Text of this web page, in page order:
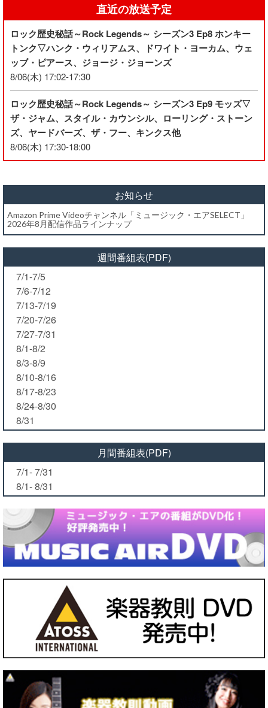
直近の放送予定
ロック歴史秘話～Rock Legends～ シーズン3 Ep8 ホンキー
トンク▽ハンク・ウィリアムス、ドワイト・ヨーカム、ウェ
ッブ・ピアース、ジョージ・ジョーンズ
8/06(木) 17:02-17:30
ロック歴史秘話～Rock Legends～ シーズン3 Ep9 モッズ▽
ザ・ジャム、スタイル・カウンシル、ローリング・ストーン
ズ、ヤードバーズ、ザ・フー、キンクス他
8/06(木) 17:30-18:00
お知らせ
Amazon Prime Videoチャンネル「ミュージック・エアSELECT」
2026年8月配信作品ラインナップ
週間番組表(PDF)
7/1-7/5
7/6-7/12
7/13-7/19
7/20-7/26
7/27-7/31
8/1-8/2
8/3-8/9
8/10-8/16
8/17-8/23
8/24-8/30
8/31
月間番組表(PDF)
7/1- 7/31
8/1- 8/31